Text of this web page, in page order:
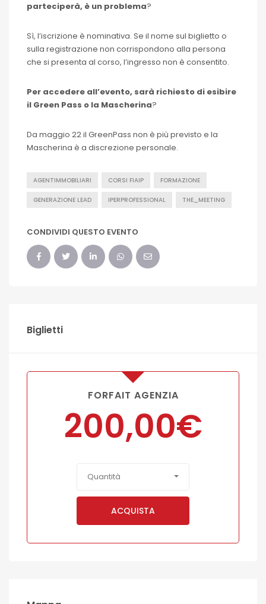
parteciperà, è un problema?
Sì, l’iscrizione è nominativa. Se il nome sul biglietto o
sulla registrazione non corrispondono alla persona
che si presenta al corso, l’ingresso non è consentito.
Per accedere all’evento, sarà richiesto di esibire
il Green Pass o la Mascherina?
Da maggio 22 il GreenPass non è più previsto e la
Mascherina è a discrezione personale.
AGENTIMMOBILIARI CORSI FIAIP FORMAZIONE
GENERAZIONE LEAD IPERPROFESSIONAL THE_MEETING
CONDIVIDI QUESTO EVENTO
Biglietti
FORFAIT AGENZIA
200,00€
Quantità
ACQUISTA